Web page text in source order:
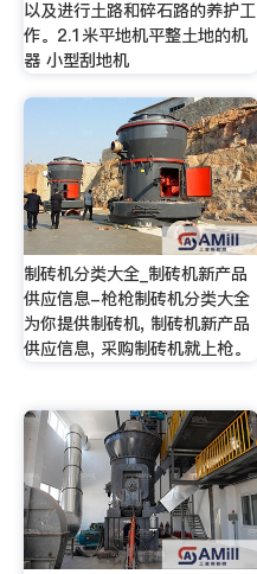
以及进行土路和碎石路的养护工
作。2.1米平地机平整土地的机
器 小型刮地机
制砖机分类大全_制砖机新产品
供应信息-枪枪制砖机分类大全
为你提供制砖机, 制砖机新产品
供应信息, 采购制砖机就上枪。